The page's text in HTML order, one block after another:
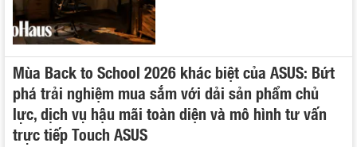
Mùa Back to School 2026 khác biệt của ASUS: Bứt
phá trải nghiệm mua sắm với dải sản phẩm chủ
lực, dịch vụ hậu mãi toàn diện và mô hình tư vấn
trực tiếp Touch ASUS